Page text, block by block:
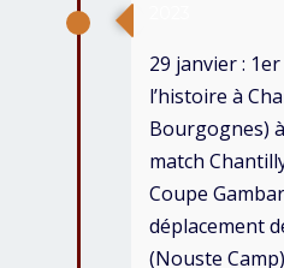
29 janvier :
l’histoire à
Bourgognes)
match
Coupe
déplacement
(Nouste